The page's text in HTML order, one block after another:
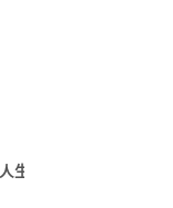
生